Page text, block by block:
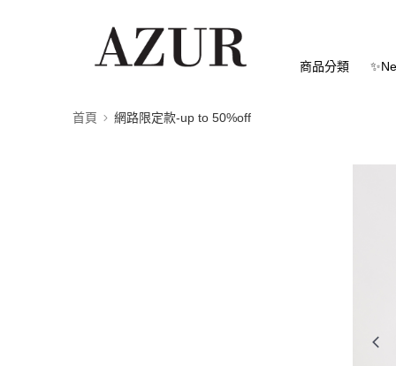
商品分類
首頁 網路限定款-up to 50%off